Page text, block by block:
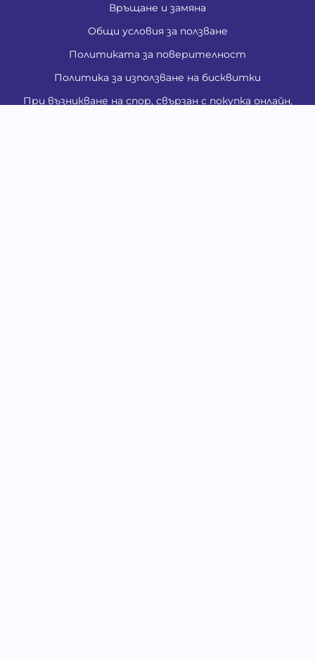
Връщане и замяна
Общи условия за ползване
Политиката за поверителност
Политика за използване на бисквитки
При възникване на спор, свързан с покупка онлайн,